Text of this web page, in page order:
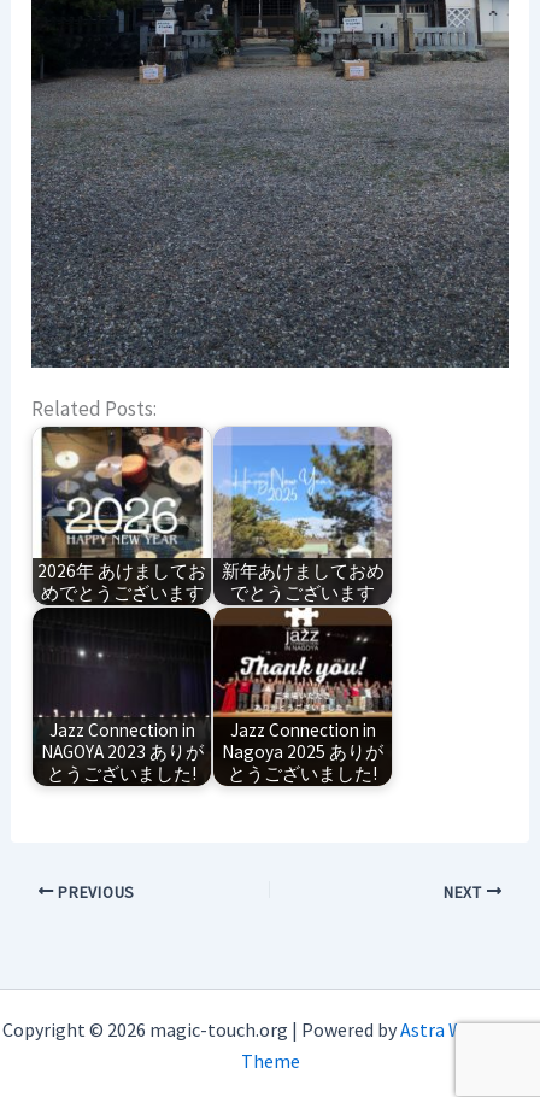
Related Posts:
2026年 あけましてお
めでとうございます
新年あけましておめ
でとうございます
Jazz Connection in
NAGOYA 2023 ありが
とうございました!
Jazz Connection in
Nagoya 2025 ありが
とうございました!
PREVIOUS NEXT
Copyright © 2026 magic-touch.org | Powered byAstra WordPress
Theme